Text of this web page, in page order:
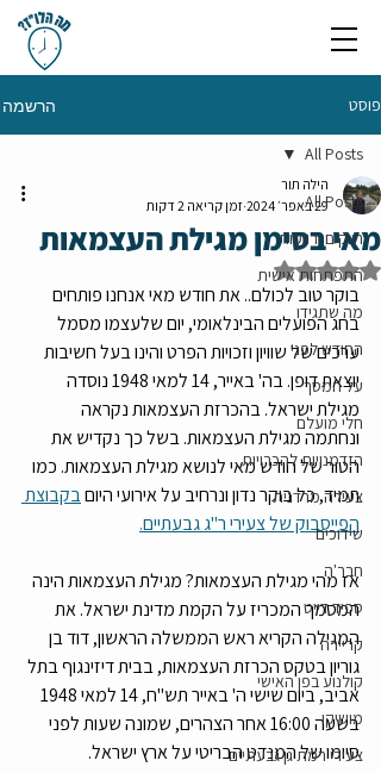
פוסט הרשמה
All Posts
רווקים ורווקות
התפתחות אישית
מה שתגידו
החודש לפני
על המסך
חלי מועלם
הזדמנויות להכרויות
צעירה מרדנית
שידוכים
חבר'ה
ספיד דייט
קריירה
קולנוע בפן האישי
מושיקו
צעירי רמת גן גבעתיים
All Posts
מאי בסימן מגילת העצמאות
הילה תור
29 באפר׳ 2024
זמן קריאה 2 דקות
דירוג של NaN מתוך 5 כוכבים
בוקר טוב לכולם.. את חודש מאי אנחנו פותחים
בחג הפועלים הבינלאומי, יום שלעצמו מסמל
ערכים של שוויון וזכויות הפרט והינו בעל חשיבות
יוצאת דופן. בה' באייר, 14 למאי 1948 נוסדה
מגילת ישראל. בהכרזת העצמאות נקראה
ונחתמה מגילת העצמאות. בשל כך נקדיש את
הטור של חודש מאי לנושא מגילת העצמאות. כמו
תמיד, כל בוקר נדון ונרחיב על אירועי היום בקבוצת
הפייסבוק של צעירי ר"ג גבעתיים.
אז מהי מגילת העצמאות? מגילת העצמאות הינה
המסמך המכריז על הקמת מדינת ישראל. את
המגילה הקריא ראש הממשלה הראשון, דוד בן
גוריון בטקס הכרזת העצמאות, בבית דיזינגוף בתל
בשעה 16:00 אחר הצהרים, שמונה שעות לפני
סיומו של המנדט הבריטי על ארץ ישראל.